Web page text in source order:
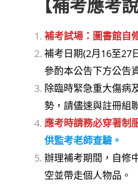
【補考應考
補考試場：圖書館自
補考日期(2月16至27
參酌本公告下方公告
除臨時緊急重大傷病
勢，請儘速與註冊組
應考時請務必穿著制
供監考老師查驗。
辦理補考期間，自修
空並帶走個人物品。